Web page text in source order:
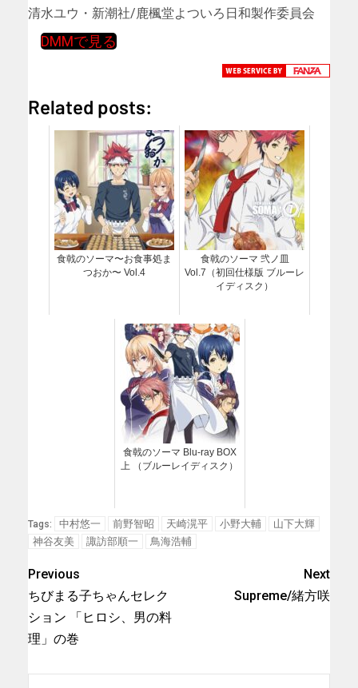
清水ユウ・新潮社/鹿楓堂よついろ日和製作委員会
DMMで見る
Related posts:
食戟のソーマ〜お食事処ま
つおか〜 Vol.4
食戟のソーマ 弐ノ皿
Vol.7（初回仕様版 ブルーレ
イディスク）
食戟のソーマ Blu-ray BOX
上 （ブルーレイディスク）
Tags: 中村悠一 前野智昭 天崎滉平 小野大輔
山下大輝
神谷友美
諏訪部順一 鳥海浩輔
Previous
ちびまる子ちゃんセレク
ション 「ヒロシ、男の料
理」の巻
Next
Supreme/緒方咲